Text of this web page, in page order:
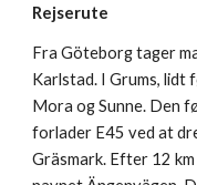
Rejserute
Fra Göteborg tager
Karlstad. I Grums, lidt
Mora og Sunne. Den
forlader E45 ved at
Gräsmark. Efter 12